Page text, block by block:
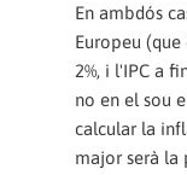
En ambdós
Europeu
2%, i l'IPC a
no en el sou
calcular la
major serà la